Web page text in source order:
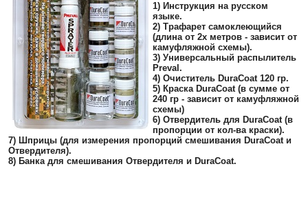
1) Инструкция на русском
языке.
2) Трафарет самоклеющийся
(длина от 2х метров - зависит от
камуфляжной схемы).
3) Универсальный распылитель
Preval.
4) Очиститель DuraCoat 120 гр.
5) Краска DuraCoat (в сумме от
240 гр - зависит от камуфляжной
схемы)
6) Отвердитель для DuraCoat (в
пропорции от кол-ва краски).
7) Шприцы (для измерения пропорций смешивания DuraCoat и
Отвердителя).
8) Банка для смешивания Отвердителя и DuraCoat.